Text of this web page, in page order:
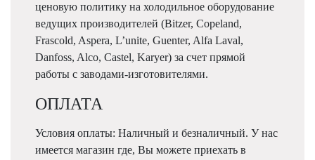
ценовую политику на холодильное оборудование
ведущих производителей (Bitzer, Copeland,
Frascold, Aspera, L’unite, Guenter, Alfa Laval,
Danfoss, Alco, Castel, Karyer) за счет прямой
работы с заводами-изготовителями.
ОПЛАТА
Условия оплаты: Наличный и безналичный. У нас
имеется магазин где, Вы можете приехать в